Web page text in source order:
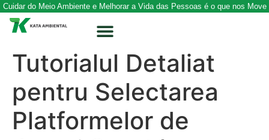
Cuidar do Meio Ambiente e Melhorar a Vida das Pessoas é o que nos Move
Tutorialul Detaliat
pentru Selectarea
Platformelor de